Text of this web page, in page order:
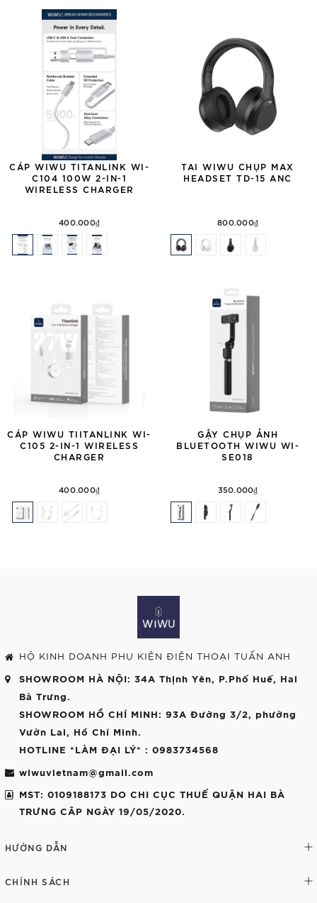
CÁP WIWU TITANLINK WI-
C104 100W 2-IN-1
WIRELESS CHARGER
400.000₫
TAI WIWU CHỤP MAX
HEADSET TD-15 ANC
800.000₫
CÁP WIWU TIITANLINK WI-
C105 2-IN-1 WIRELESS
CHARGER
400.000₫
GẬY CHỤP ẢNH
BLUETOOTH WIWU WI-
SE018
350.000₫
HỘ KINH DOANH PHỤ KIỆN ĐIỆN THOẠI TUẤN ANH
SHOWROOM HÀ NỘI: 34A Thịnh Yên, P.Phố Huế, Hai
Bà Trưng.
SHOWROOM HỒ CHÍ MINH: 93A Đường 3/2, phường
Vườn Lai, Hồ Chí Minh.
HOTLINE *LÀM ĐẠI LÝ* : 0983734568
wiwuvietnam@gmail.com
MST: 0109188173 DO CHI CỤC THUẾ QUẬN HAI BÀ
TRƯNG CÂP NGÀY 19/05/2020.
HƯỚNG DẪN
CHÍNH SÁCH